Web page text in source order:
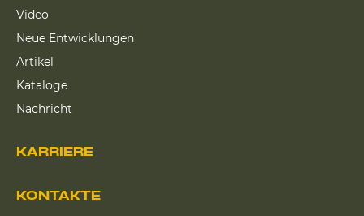
KARRIERE
Video
Neue Entwicklungen
Artikel
Kataloge
Nachricht
KONTAKTE